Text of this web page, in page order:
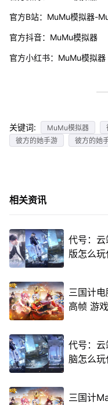
官方B站：MuMu模拟器-
官方抖音：MuMu模拟器
官方小红书：MuMu模拟器
关键词: MuMu模拟器
彼方的她手游
彼方的她
相关资讯
代号：
版怎么
三国计
高帧 游
代号：
脑怎么
三国计